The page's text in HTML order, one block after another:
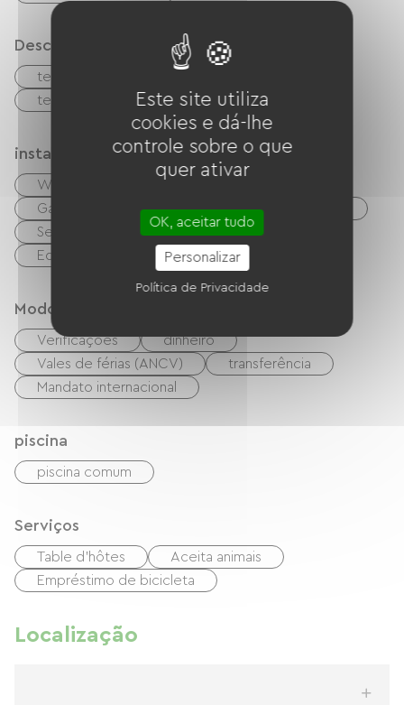
Descrição
terraço
terreno privado fechado
instalações
Wi-Fi grátis
Garden Lounge
Equipamento para bebês
Secador de cabelo
Equipamento de engomar
Modos de paiement
Verificações
dinheiro
Vales de férias (ANCV)
transferência
Mandato internacional
piscina
piscina comum
Serviços
Table d'hôtes
Aceita animais
Empréstimo de bicicleta
Localização
Este site utiliza
cookies e dá-lhe
controle sobre o que
quer ativar
OK, aceitar tudo
Personalizar
Política de Privacidade